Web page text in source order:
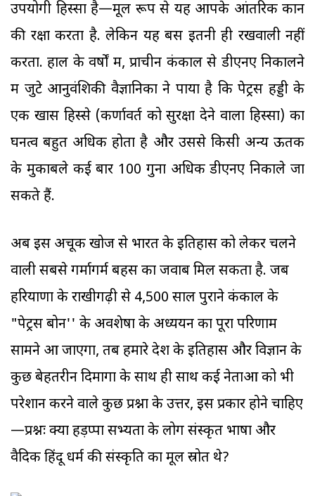
उपयोगी हिस्सा है—मूल रूप से यह आपके आंतरिक कान
की रक्षा करता है. लेकिन यह बस इतनी ही रखवाली नहीं
करता. हाल के वर्षों में, प्राचीन कंकाल से डीएनए निकालने
में जुटे आनुवंशिकी वैज्ञानिकों ने पाया है कि पेट्रस हड्डी के
एक खास हिस्से (कर्णावर्त को सुरक्षा देने वाला हिस्सा) का
घनत्व बहुत अधिक होता है और उससे किसी अन्य ऊतक
के मुकाबले कई बार 100 गुना अधिक डीएनए निकाले जा
सकते हैं.
अब इस अचूक खोज से भारत के इतिहास को लेकर चलने
वाली सबसे गर्मागर्म बहस का जवाब मिल सकता है. जब
हरियाणा के राखीगढ़ी से 4,500 साल पुराने कंकाल के
"पेट्रस बोन'' के अवशेषों के अध्ययन का पूरा परिणाम
सामने आ जाएगा, तब हमारे देश के इतिहास और विज्ञान के
कुछ बेहतरीन दिमागों के साथ ही साथ कई नेताओं को भी
परेशान करने वाले कुछ प्रश्नों के उत्तर, इस प्रकार होने चाहिए
—प्रश्नः क्या हड़प्पा सभ्यता के लोग संस्कृत भाषा और
वैदिक हिंदू धर्म की संस्कृति का मूल स्रोत थे?